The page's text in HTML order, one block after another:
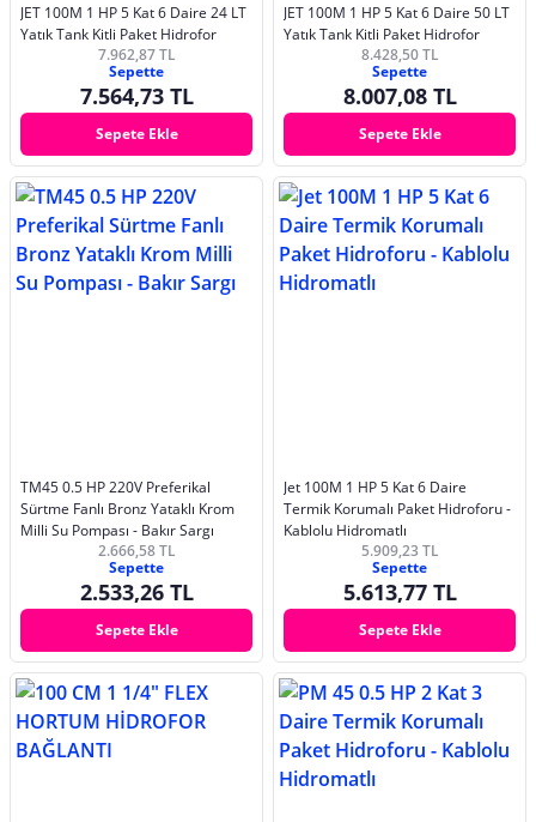
JET 100M 1 HP 5 Kat 6 Daire 24 LT
Yatık Tank Kitli Paket Hidrofor
7.962,87 TL
Sepette
7.564,73 TL
Sepete Ekle
JET 100M 1 HP 5 Kat 6 Daire 50 LT
Yatık Tank Kitli Paket Hidrofor
8.428,50 TL
Sepette
8.007,08 TL
Sepete Ekle
TM45 0.5 HP 220V Preferikal
Sürtme Fanlı Bronz Yataklı Krom
Milli Su Pompası - Bakır Sargı
2.666,58 TL
Sepette
2.533,26 TL
Sepete Ekle
Jet 100M 1 HP 5 Kat 6 Daire
Termik Korumalı Paket Hidroforu -
Kablolu Hidromatlı
5.909,23 TL
Sepette
5.613,77 TL
Sepete Ekle